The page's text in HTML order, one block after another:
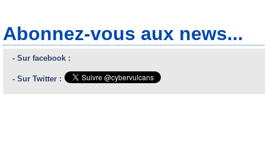
Abonnez-vous aux news...
- Sur facebook :
- Sur Twitter :